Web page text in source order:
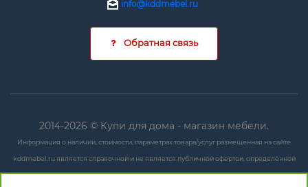
info@kddmebel.ru
Обратная связь
2014-2026 © Купи для дома - магазин мебели.
Информация о наличии, стоимости, параметрах товара/услуг размещённая на сайте
kddmebel.ru является справочной и не является публичной офертой, определённой
положениями ст. 437 ГК РФ.